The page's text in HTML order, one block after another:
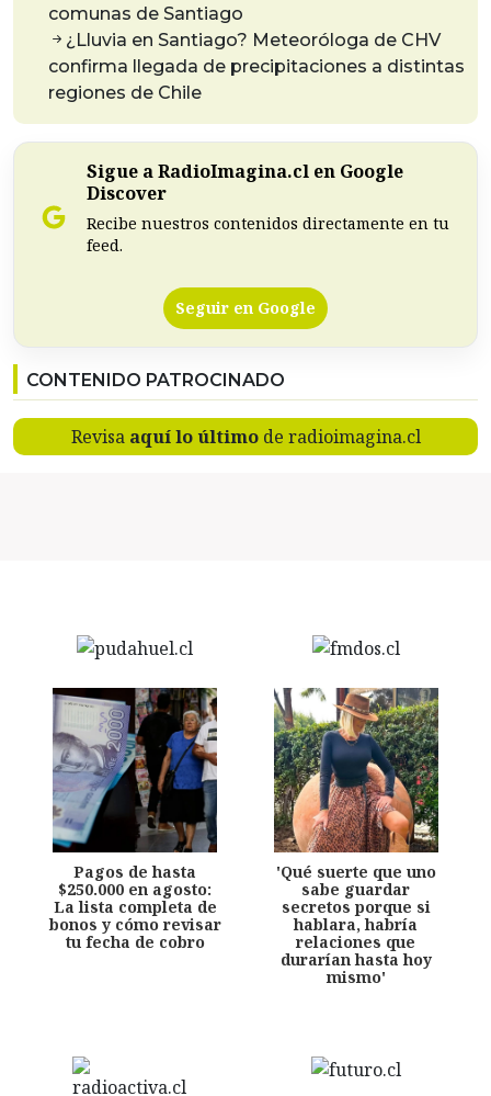
comunas de Santiago
¿Lluvia en Santiago? Meteoróloga de CHV
confirma llegada de precipitaciones a distintas
regiones de Chile
Sigue a RadioImagina.cl en Google
Discover
Recibe nuestros contenidos directamente en tu
feed.
Seguir en Google
CONTENIDO PATROCINADO
Revisa aquí lo últimode radioimagina.cl
Pagos de hasta
$250.000 en agosto:
La lista completa de
bonos y cómo revisar
tu fecha de cobro
'Qué suerte que uno
sabe guardar
secretos porque si
hablara, habría
relaciones que
durarían hasta hoy
mismo'